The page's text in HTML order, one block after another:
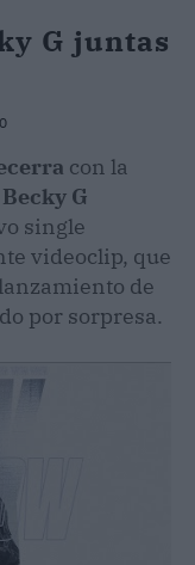
G juntas
con la
Becky G
single
videoclip, que
de
por sorpresa.